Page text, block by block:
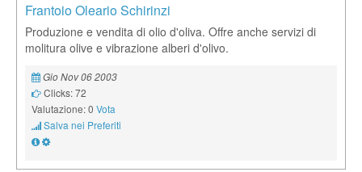
Frantoio Oleario Schirinzi
Produzione e vendita di olio d'oliva. Offre anche servizi di
molitura olive e vibrazione alberi d'olivo.
Gio Nov 06 2003
Clicks: 72
Valutazione: 0 Vota
Salva nei Preferiti